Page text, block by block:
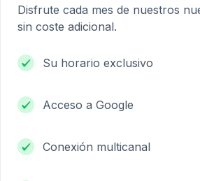
Disfrute cada mes de nuestros
sin coste adicional.
Su horario exclusivo
Acceso a Google
Conexión multicanal